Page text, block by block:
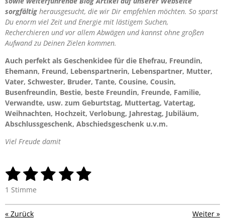
sorgfältig herausgesucht, die wir Dir empfehlen möchten. So sparst
Du enorm viel Zeit und Energie mit lästigem Suchen,
Recherchieren und vor allem Abwägen und kannst ohne großen
Aufwand zu Deinen Zielen kommen.
Auch perfekt als Geschenkidee für die Ehefrau, Freundin,
Ehemann, Freund, Lebenspartnerin, Lebenspartner, Mutter,
Vater, Schwester, Bruder, Tante, Cousine, Cousin,
Busenfreundin, Bestie, beste Freundin, Freunde, Familie,
Verwandte, usw. zum Geburtstag, Muttertag, Vatertag,
Weihnachten, Hochzeit, Verlobung, Jahrestag, Jubiläum,
Abschlussgeschenk, Abschiedsgeschenk u.v.m.
Viel Freude damit
B
e
w
e
r
1
S
t
2
S
t
3
t
4
t
5
t
B
r
1 Stimme
« Zurück Weiter »